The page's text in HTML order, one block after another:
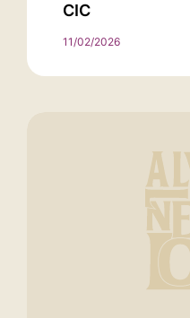
CIC
11/02/2026